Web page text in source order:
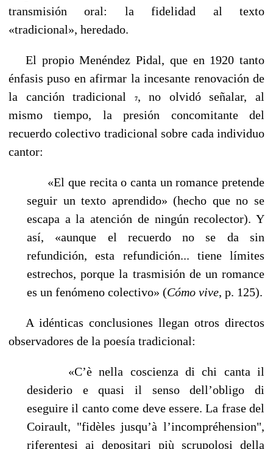
transmisión oral: la fidelidad al texto
«tradicional», heredado.
El propio Menéndez Pidal, que en 1920 tanto
énfasis puso en afirmar la incesante renovación de
la canción tradicional
7, no olvidó señalar, al
mismo tiempo, la presión concomitante del
recuerdo colectivo tradicional sobre cada individuo
cantor:
«El que recita o canta un romance pretende
seguir un texto aprendido» (hecho que no se
escapa a la atención de ningún recolector). Y
así, «aunque el recuerdo no se da sin
refundición, esta refundición... tiene límites
estrechos, porque la trasmisión de un romance
es un fenómeno colectivo» (Cómo vive, p. 125).
A idénticas conclusiones llegan otros directos
observadores de la poesía tradicional:
«C’è nella coscienza di chi canta il
desiderio e quasi il senso dell’obligo di
eseguire il canto come deve essere. La frase del
Coirault, "fidèles jusqu’à l’incompréhension",
riferentesi ai depositari più scrupolosi della